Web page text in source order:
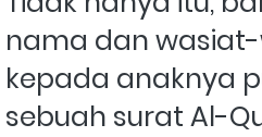
nama dan
kepada anaknya
sebuah surat Al-